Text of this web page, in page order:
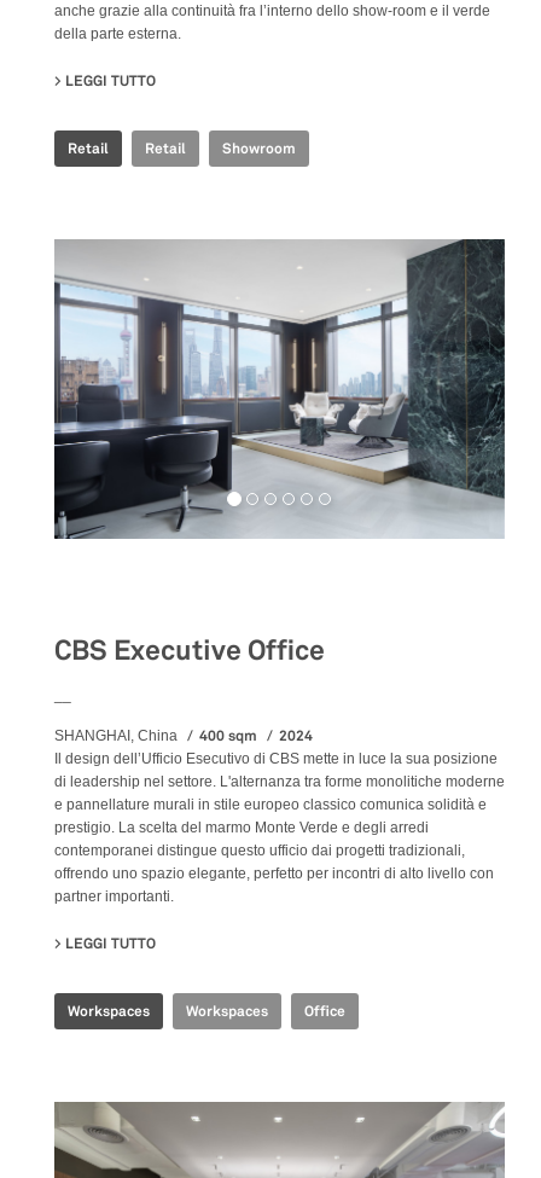
anche grazie alla continuità fra l’interno dello show-room e il verde
della parte esterna.
LEGGI TUTTO
Retail Retail Showroom
CBS Executive Office
SHANGHAI, China 400 sqm 2024
Il design dell’Ufficio Esecutivo di CBS mette in luce la sua posizione
di leadership nel settore. L'alternanza tra forme monolitiche moderne
e pannellature murali in stile europeo classico comunica solidità e
prestigio. La scelta del marmo Monte Verde e degli arredi
contemporanei distingue questo ufficio dai progetti tradizionali,
offrendo uno spazio elegante, perfetto per incontri di alto livello con
partner importanti.
LEGGI TUTTO
Workspaces Workspaces Office